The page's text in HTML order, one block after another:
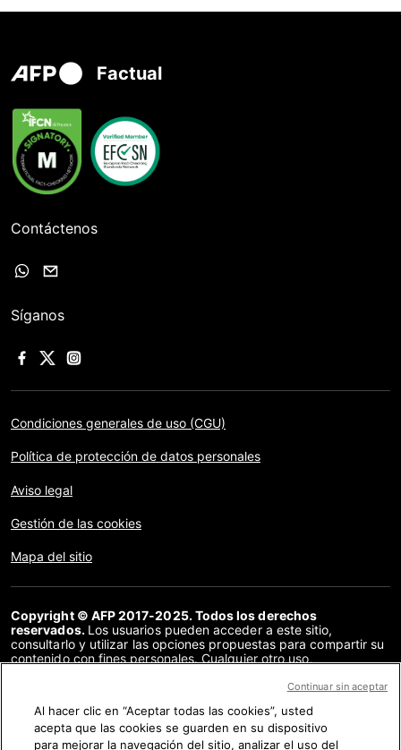
Factual
Contáctenos
Síganos
Condiciones generales de uso (CGU)
Política de protección de datos personales
Aviso legal
Gestión de las cookies
Mapa del sitio
Copyright © AFP 2017-2025. Todos los derechos
reservados. Los usuarios pueden acceder a este sitio,
consultarlo y utilizar las opciones propuestas para compartir su
contenido con fines personales. Cualquier otro uso,
distribución del contenido de este sitio, en su totalidad o en
acuerdo específico firmado con la AFP, está estrictamente
prohibido. Los elementos analizados en cada verificación se
presentan o se enlazan en tanto en cuanto son necesarios para
Al hacer clic en “Aceptar todas las cookies”, usted
acepta que las cookies se guarden en su dispositivo
para mejorar la navegación del sitio, analizar el uso del
Continuar sin aceptar